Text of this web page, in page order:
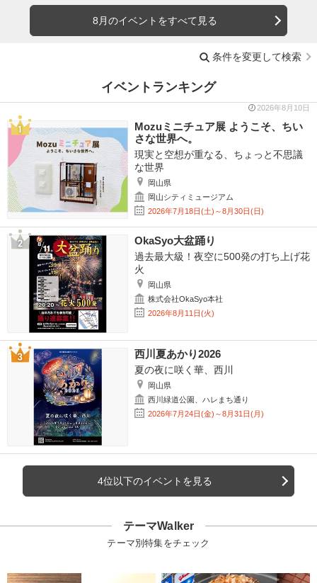
8月のイベントをすべて見る
条件を変更して検索
イベントランキング
2026年8月10日
Mozuミニチュア展 ようこそ、ちい
さな世界へ。
現実と空想が重なる、ちょっと不思議
な世界
岡山県
岡山シティミュージアム
2026年7月18日(土)～8月30日(日)
OkaSyo大盆踊り
過去最大級！夜空に500発の打ち上げ花
火
岡山県
株式会社OkaSyo本社
2026年8月11日(火)
西川夏あかり2026
夏の夜に咲く華、西川
岡山県
西川緑道公園、ハレまち通り
2026年7月24日(金)～8月31日(月)
4位以下のイベントを見る
テーマWalker
テーマ別特集をチェック